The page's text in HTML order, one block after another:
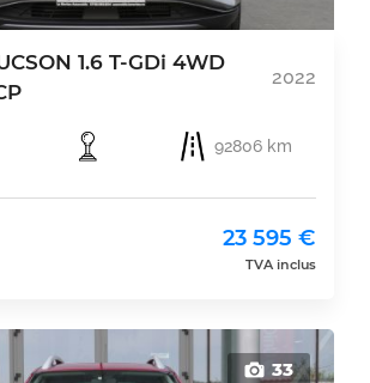
1.6 T-GDi 4WD
2022
92806 km
23 595 €
TVA inclus
33